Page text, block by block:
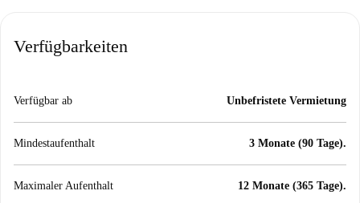
Verfügbarkeiten
Verfügbar ab Unbefristete Vermietung
Mindestaufenthalt 3 Monate (90 Tage).
Maximaler Aufenthalt 12 Monate (365 Tage).